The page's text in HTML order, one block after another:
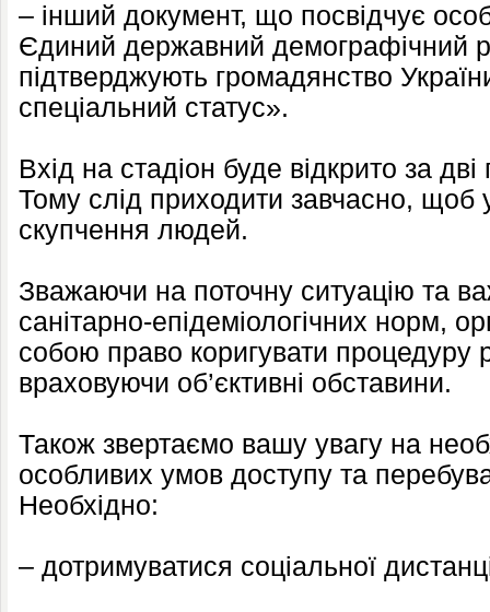
– інший документ, що посвідчує
Єдиний державний демографічний
підтверджують громадянство
спеціальний статус».
Вхід на стадіон буде відкрито за
Тому слід приходити завчасно, щоб
скупчення людей.
Зважаючи на поточну ситуацію та
санітарно-епідеміологічних норм,
собою право коригувати процедуру
враховуючи об’єктивні обставини.
Також звертаємо вашу увагу на
особливих умов доступу та
Необхідно:
– дотримуватися соціальної